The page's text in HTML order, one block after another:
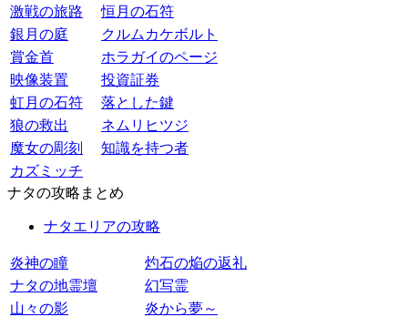
激戦の旅路
恒月の石符
銀月の庭
クルムカケボルト
賞金首
ホラガイのページ
映像装置
投資証券
虹月の石符
落とした鍵
狼の救出
ネムリヒツジ
魔女の彫刻
知識を持つ者
カズミッチ
ナタの攻略まとめ
ナタエリアの攻略
炎神の瞳
灼石の焔の返礼
ナタの地霊壇
幻写霊
山々の影
炎から夢～